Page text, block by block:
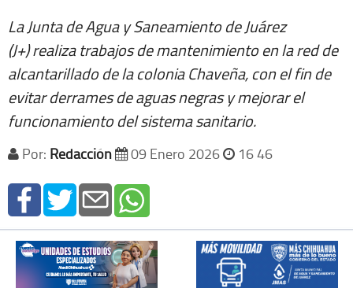
La Junta de Agua y Saneamiento de Juárez
(J+) realiza trabajos de mantenimiento en la red de
alcantarillado de la colonia Chaveña, con el fin de
evitar derrames de aguas negras y mejorar el
funcionamiento del sistema sanitario.
Por: Redacción 09 Enero 2026 16 46